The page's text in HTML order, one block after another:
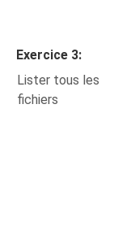
Exercice 3:
Lister tous les
fichiers